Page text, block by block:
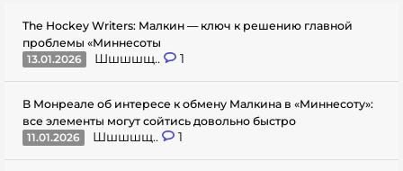
The Hockey Writers: Малкин — ключ к решению главной
проблемы «Миннесоты
13.01.2026
Шшшшщ.. 1
В Монреале об интересе к обмену Малкина в «Миннесоту»:
все элементы могут сойтись довольно быстро
11.01.2026
Шшшшщ.. 1